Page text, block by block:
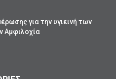
για την υγιεινή των
Αμφιλοχία